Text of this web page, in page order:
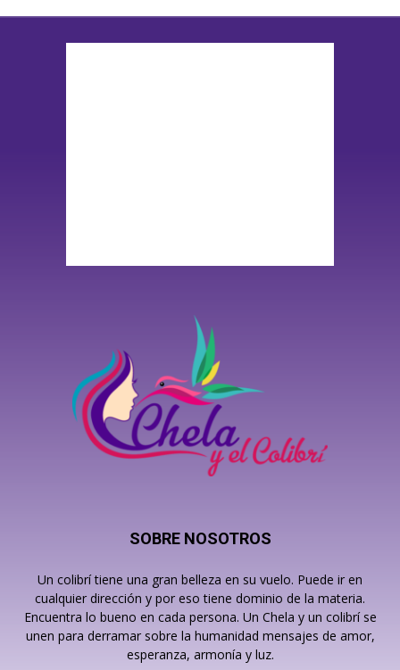
SOBRE NOSOTROS
Un colibrí tiene una gran belleza en su vuelo. Puede ir en
cualquier dirección y por eso tiene dominio de la materia.
Encuentra lo bueno en cada persona. Un Chela y un colibrí se
unen para derramar sobre la humanidad mensajes de amor,
esperanza, armonía y luz.